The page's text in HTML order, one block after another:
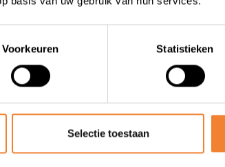
Voorkeuren Statistieken
Selectie toestaan
mature programma's en
direct inzetbaar.
segment van het toerisme in Gent, met
andere steden of doelgroepen.
maatwerkprogramma's.
Gent.
waardengedreven toerisme met oog op